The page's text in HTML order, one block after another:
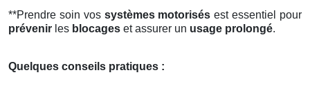
**Prendre soin vos systèmes motorisés est essentiel pour
prévenir les blocages et assurer un usage prolongé.
Quelques conseils pratiques :